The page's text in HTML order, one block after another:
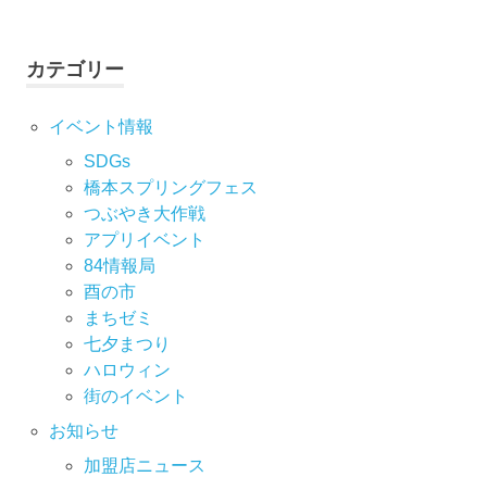
カテゴリー
イベント情報
SDGs
橋本スプリングフェス
つぶやき大作戦
アプリイベント
84情報局
酉の市
まちゼミ
七⼣まつり
ハロウィン
街のイベント
お知らせ
加盟店ニュース